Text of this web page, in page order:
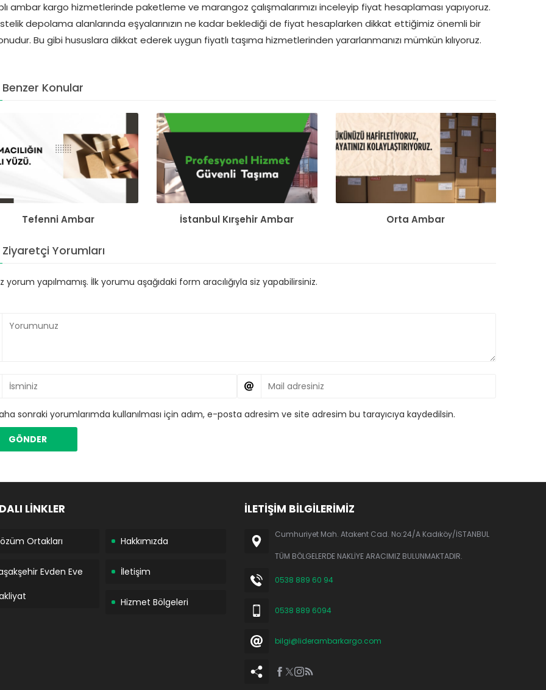
ambar kargo hizmetlerinde paketleme ve marangoz çalışmalarımızı inceleyip fiyat hesaplaması yapıyoruz.
depolama alanlarında eşyalarınızın ne kadar beklediği de fiyat hesaplarken dikkat ettiğimiz önemli bir
Bu gibi hususlara dikkat ederek uygun fiyatlı taşıma hizmetlerinden yararlanmanızı mümkün kılıyoruz.
Benzer Konular
Tefenni Ambar İstanbul Kırşehir Ambar Orta Ambar
Ziyaretçi Yorumları
yorum yapılmamış. İlk yorumu aşağıdaki form aracılığıyla siz yapabilirsiniz.
sonraki yorumlarımda kullanılması için adım, e-posta adresim ve site adresim bu tarayıcıya kaydedilsin.
LİNKLER
Ortakları Hakkımızda
Evden Eve
İletişim
Hizmet Bölgeleri
İLETİŞİM BİLGİLERİMİZ
Cumhuriyet Mah. Atakent Cad. No:24/A Kadıköy/İSTANBUL
TÜM BÖLGELERDE NAKLİYE ARACIMIZ BULUNMAKTADIR.
0538 889 60 94
0538 889 6094
bilgi@liderambarkargo.com